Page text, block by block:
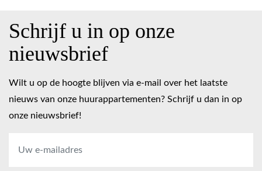
Schrijf u in op onze
nieuwsbrief
Wilt u op de hoogte blijven via e-mail over het laatste
nieuws van onze huurappartementen? Schrijf u dan in op
onze nieuwsbrief!